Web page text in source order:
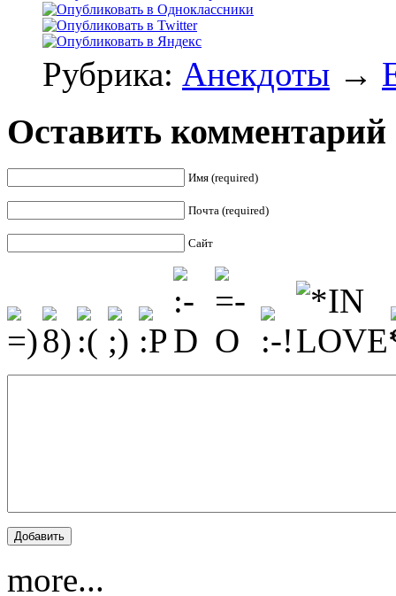
Рубрика: Анекдоты →
Оставить комментарий
Имя (required)
Почта (required)
Сайт
more...